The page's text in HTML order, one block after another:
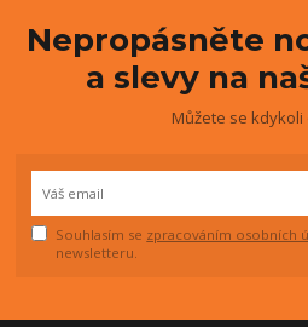
Nepropásněte
a slevy na
Můžete se kdykoli
Souhlasím se zpracováním osobních
newsletteru.